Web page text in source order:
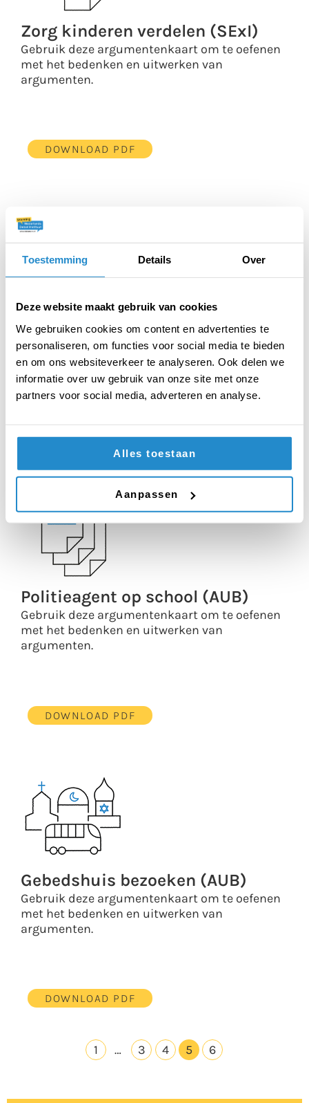
Toestemming Details Over
Deze website maakt gebruik van cookies
We gebruiken cookies om content en advertenties te
personaliseren, om functies voor social media te bieden
en om ons websiteverkeer te analyseren. Ook delen we
informatie over uw gebruik van onze site met onze
partners voor social media, adverteren en analyse.
Alles toestaan
Aanpassen
Zorg kinderen verdelen (SExI)
Gebruik deze argumentenkaart om te oefenen
met het bedenken en uitwerken van
argumenten.
DOWNLOAD PDF
Ouders moeten online meekijken
(AUB)
Gebruik deze argumentenkaart om te oefenen
met het bedenken en uitwerken van
argumenten.
Politieagent op school (AUB)
Gebruik deze argumentenkaart om te oefenen
met het bedenken en uitwerken van
argumenten.
DOWNLOAD PDF
Gebedshuis bezoeken (AUB)
Gebruik deze argumentenkaart om te oefenen
met het bedenken en uitwerken van
argumenten.
DOWNLOAD PDF
1 … 3 4 5 6